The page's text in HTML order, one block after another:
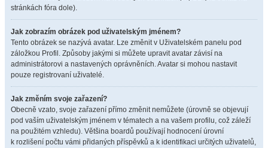
stránkách fóra dole).
Jak zobrazím obrázek pod uživatelským jménem?
Tento obrázek se nazývá avatar. Lze změnit v Uživatelském panelu pod
záložkou Profil. Způsoby jakými si můžete upravit avatar závisí na
administrátorovi a nastavených oprávněních. Avatar si mohou nastavit
pouze registrovaní uživatelé.
Jak změním svoje zařazení?
Obecně vzato, svoje zařazení přímo změnit nemůžete (úrovně se objevují
pod vaším uživatelským jménem v tématech a na vašem profilu, což záleží
na použitém vzhledu). Většina boardů používají hodnocení úrovní
k rozlišení počtu vámi přidaných příspěvků a k identifikaci určitých uživatelů,